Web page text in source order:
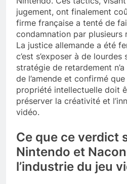
jugement, ont finalement
firme française a tenté de
condamnation par plusieurs
La justice allemande a été
c’est s’exposer à de lourdes
stratégie de retardement
de l’amende et confirmé
propriété intellectuelle doit
préserver la créativité et
vidéo.
Ce que ce verdict
Nintendo et
l’industrie du jeu